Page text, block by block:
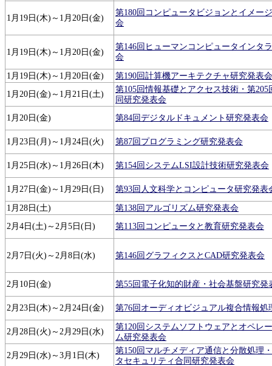
1月19日(木)～1月20日(金)
第180回コンピュータビジョンとイメー
会
1月19日(木)～1月20日(金)
第146回ヒューマンコンピュータインタ
会
1月19日(木)～1月20日(金)
第190回計算機アーキテクチャ研究発表会
1月20日(金)～1月21日(土)
第105回情報基礎とアクセス技術・第
同研究発表会
1月20日(金)
第84回デジタルドキュメント研究発表会
1月23日(月)～1月24日(火) 第87回プログラミング研究発表会
1月25日(水)～1月26日(木) 第154回システムLSI設計技術研究発表会
1月27日(金)～1月29日(日) 第93回人文科学とコンピュータ研究発表
1月28日(土)
第138回アルゴリズム研究発表会
2月4日(土)～2月5日(日)
第113回コンピュータと教育研究発表会
2月7日(火)～2月8日(水) 第146回グラフィクスとCAD研究発表会
2月10日(金) 第55回電子化知的財産・社会基盤研究発
2月23日(木)～2月24日(金) 第76回オーディオビジュアル複合情報処
2月28日(火)～2月29日(水)
第120回システムソフトウェアとオペレ
ム研究発表会
2月29日(水)～3月1日(木)
第150回マルチメディア通信と分散処理
タセキュリティ合同研究発表会